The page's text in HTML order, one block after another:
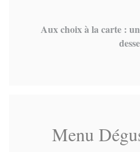
Aux choix à la carte :
Menu